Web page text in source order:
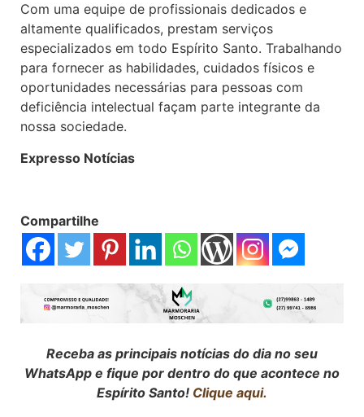
Com uma equipe de profissionais dedicados e
altamente qualificados, prestam serviços
especializados em todo Espírito Santo. Trabalhando
para fornecer as habilidades, cuidados físicos e
oportunidades necessárias para pessoas com
deficiência intelectual façam parte integrante da
nossa sociedade.
Expresso Notícias
Compartilhe
Receba as principais notícias do dia no seu
WhatsApp e fique por dentro do que acontece no
Espírito Santo! Clique aqui.